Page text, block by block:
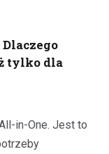
tylko dla
in-One. Jest to